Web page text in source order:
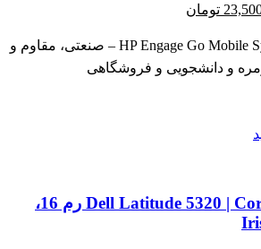
24,500,000 تومان
تومان
23,500,000 تومان
💻 تبلت ویندوزی HP Engage Go Mobile System – صنعتی، مقاوم و
و دانشجویی و فروشگاهی
لپ‌تاپ استوک Dell Latitude 5320 | Core i5 رم 16،